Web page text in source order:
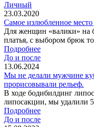
Личный
23.03.2020
Самое излюбленное
Для женщин «валики» на
платья, с выбором брюк
Подробнее
До и после
13.06.2024
Мы не делали мужчине
прорисовывали рельеф.
В ходе бодибилдинг
липосакции, мы удалили
Подробнее
До и после